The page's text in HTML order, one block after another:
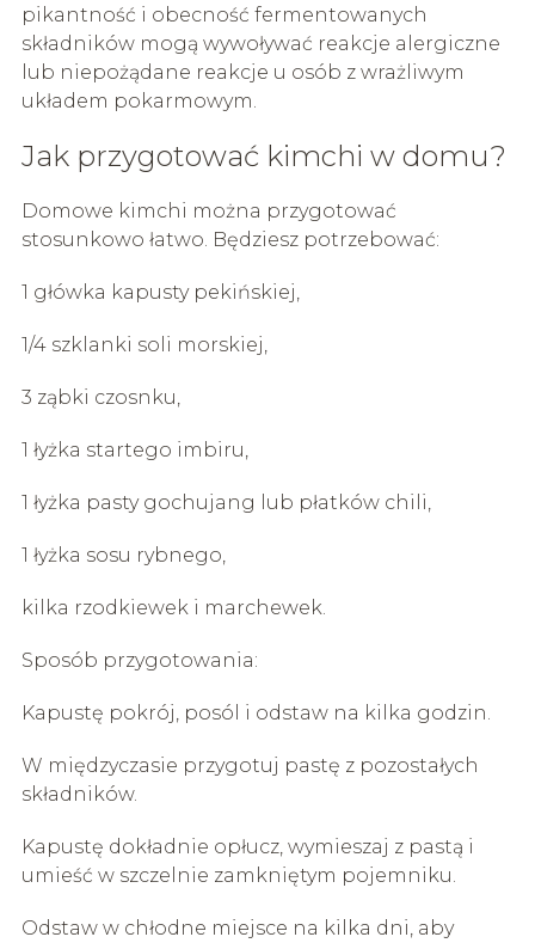
pikantność i obecność fermentowanych
składników mogą wywoływać reakcje alergiczne
lub niepożądane reakcje u osób z wrażliwym
układem pokarmowym.
Jak przygotować kimchi w domu?
Domowe kimchi można przygotować
stosunkowo łatwo. Będziesz potrzebować:
1 główka kapusty pekińskiej,
1/4 szklanki soli morskiej,
3 ząbki czosnku,
1 łyżka startego imbiru,
1 łyżka pasty gochujang lub płatków chili,
1 łyżka sosu rybnego,
kilka rzodkiewek i marchewek.
Sposób przygotowania:
Kapustę pokrój, posól i odstaw na kilka godzin.
W międzyczasie przygotuj pastę z pozostałych
składników.
Kapustę dokładnie opłucz, wymieszaj z pastą i
umieść w szczelnie zamkniętym pojemniku.
Odstaw w chłodne miejsce na kilka dni, aby